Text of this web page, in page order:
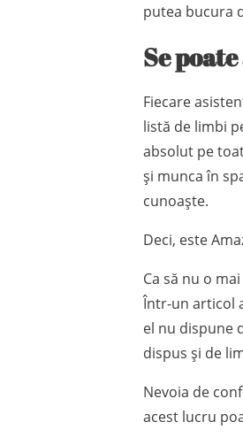
putea bucura
Se
Fiecare
listă de limbi
absolut pe
și munca în
cunoaște.
Deci, este
Ca să nu o
Într-un articol
el nu dispune
dispus și de
Nevoia de
acest lucru